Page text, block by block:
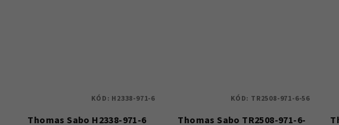
Thomas Sabo H2338-971-6
KÓD: H2338-971-6
Thomas Sabo TR2508-971-6-
KÓD: TR2508-971-6-56